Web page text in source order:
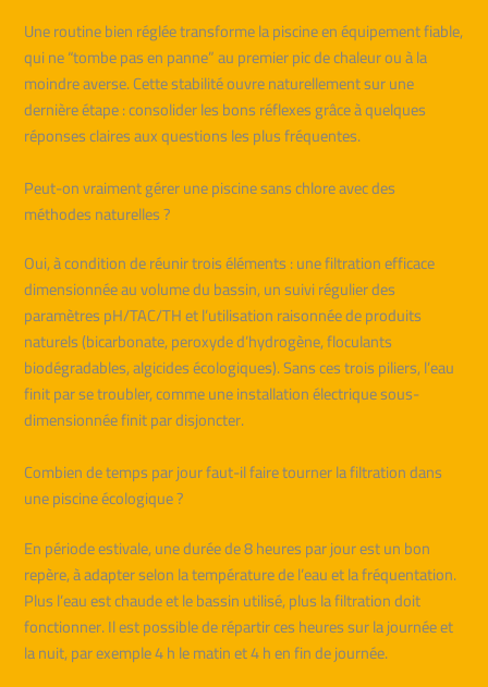
Une routine bien réglée transforme la piscine en équipement fiable,
qui ne “tombe pas en panne” au premier pic de chaleur ou à la
moindre averse. Cette stabilité ouvre naturellement sur une
dernière étape : consolider les bons réflexes grâce à quelques
réponses claires aux questions les plus fréquentes.
Peut-on vraiment gérer une piscine sans chlore avec des
méthodes naturelles ?
Oui, à condition de réunir trois éléments : une filtration efficace
dimensionnée au volume du bassin, un suivi régulier des
paramètres pH/TAC/TH et l’utilisation raisonnée de produits
naturels (bicarbonate, peroxyde d’hydrogène, floculants
biodégradables, algicides écologiques). Sans ces trois piliers, l’eau
finit par se troubler, comme une installation électrique sous-
dimensionnée finit par disjoncter.
Combien de temps par jour faut-il faire tourner la filtration dans
une piscine écologique ?
En période estivale, une durée de 8 heures par jour est un bon
repère, à adapter selon la température de l’eau et la fréquentation.
Plus l’eau est chaude et le bassin utilisé, plus la filtration doit
fonctionner. Il est possible de répartir ces heures sur la journée et
la nuit, par exemple 4 h le matin et 4 h en fin de journée.